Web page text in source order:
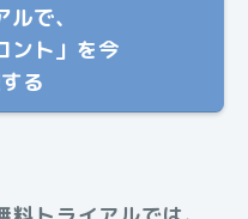
で、
ント」を今
る